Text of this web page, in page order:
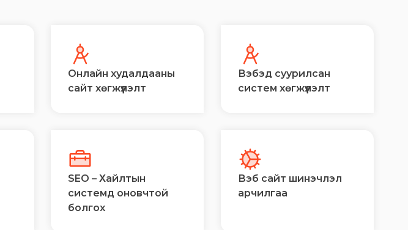
Онлайн худалдааны
сайт хөгжүүлэлт
Вэбэд суурилсан
систем хөгжүүлэлт
SEO – Хайлтын
системд оновчтой
болгох
Вэб сайт шинэчлэл
арчилгаа